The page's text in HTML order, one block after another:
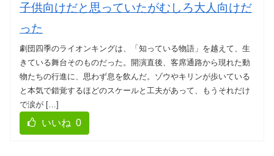
子供向けだと思っていたがむしろ大人向けだ
った
劇団四季のライオンキングは、「知っている物語」を越えて、生
きている舞台そのものだった。開演直後、客席通路から現れた動
物たちの行進に、思わず息を飲んだ。ゾウやキリンが歩いている
と本気で錯覚するほどのスケールと工夫があって、もうそれだけ
で涙が […]
いいね 0